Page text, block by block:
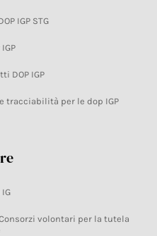
IGP STG
DOP IGP
tracciabilità per le dop IGP
volontari per la tutela